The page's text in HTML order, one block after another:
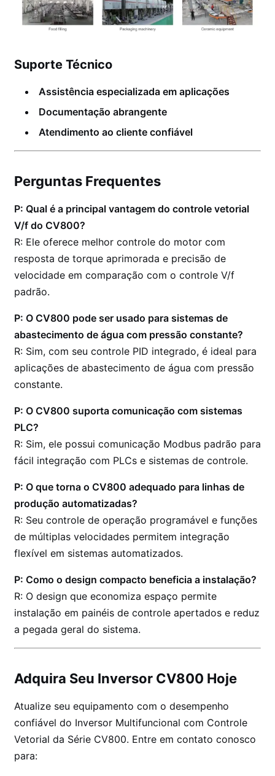
Suporte Técnico
Assistência especializada em aplicações
Documentação abrangente
Atendimento ao cliente confiável
Perguntas Frequentes
P: Qual é a principal vantagem do controle vetorial
V/f do CV800?
R: Ele oferece melhor controle do motor com
resposta de torque aprimorada e precisão de
velocidade em comparação com o controle V/f
padrão.
P: O CV800 pode ser usado para sistemas de
abastecimento de água com pressão constante?
R: Sim, com seu controle PID integrado, é ideal para
aplicações de abastecimento de água com pressão
constante.
P: O CV800 suporta comunicação com sistemas
PLC?
R: Sim, ele possui comunicação Modbus padrão para
fácil integração com PLCs e sistemas de controle.
P: O que torna o CV800 adequado para linhas de
produção automatizadas?
R: Seu controle de operação programável e funções
de múltiplas velocidades permitem integração
flexível em sistemas automatizados.
P: Como o design compacto beneficia a instalação?
R: O design que economiza espaço permite
instalação em painéis de controle apertados e reduz
a pegada geral do sistema.
Adquira Seu Inversor CV800 Hoje
Atualize seu equipamento com o desempenho
confiável do Inversor Multifuncional com Controle
Vetorial da Série CV800. Entre em contato conosco
para: